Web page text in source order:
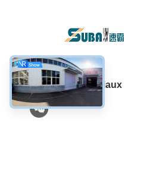
Les réseaux sociaux